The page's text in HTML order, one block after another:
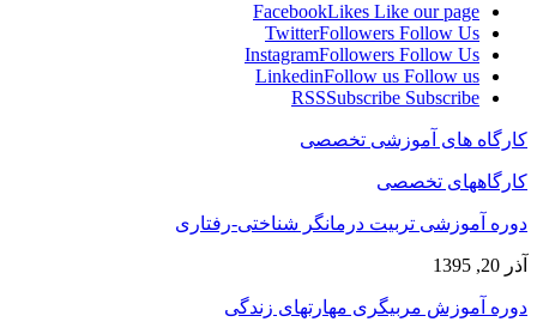
FacebookLikes Like our page
TwitterFollowers Follow Us
InstagramFollowers Follow Us
LinkedinFollow us Follow us
RSSSubscribe Subscribe
کارگاه های آموزشی تخصصی
کارگاههای تخصصی
دوره آموزشی تربیت درمانگر شناختی-رفتاری
آذر 20, 1395
دوره آموزش مربیگری مهارتهای زندگی